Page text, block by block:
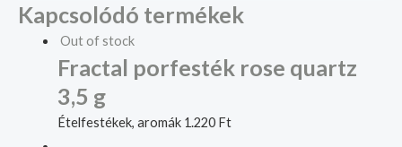
Kapcsolódó termékek
Out of stock
Fractal porfesték rose quartz
3,5 g
Ételfestékek, aromák 1.220 Ft